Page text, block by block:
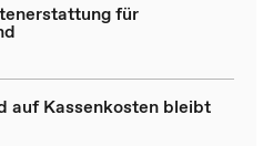
für
auf Kassenkosten bleibt